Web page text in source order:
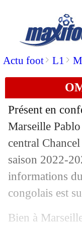
Actu foot> L1 >
Présent en
Marseille
central Chancel
saison 2022-
informations
congolais est
Bien à
Man City
08/08 CdM (f)
08/08 EdF (f):
08/08 EdF (f):
08/08 CdM (f)
08/08 Rennes:
OM :